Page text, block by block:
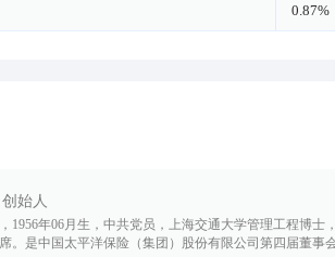
0.87%
创始人
1956年06月生，中共党员，上海交通大学管理工程博士
。是中国太平洋保险（集团）股份有限公司第四届董事会